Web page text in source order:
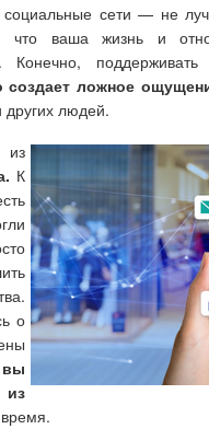
сети — не
что ваша жизнь и
Конечно,
создает ложное
людей.
К
о
из